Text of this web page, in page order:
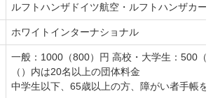
ルフトハンザドイツ航空・ルフトハンザカー
ホワイトインターナショナル
一般：1000（800）円 高校・大学生：500（
（）内は20名以上の団体料金
中学生以下、65歳以上の方、障がい者手帳を